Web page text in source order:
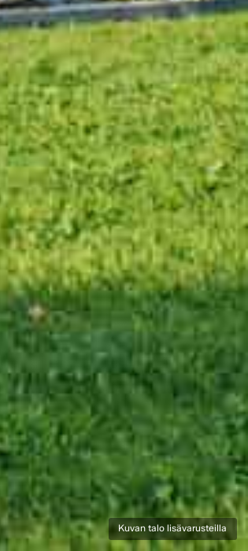
Kuvan talo lisävarusteilla